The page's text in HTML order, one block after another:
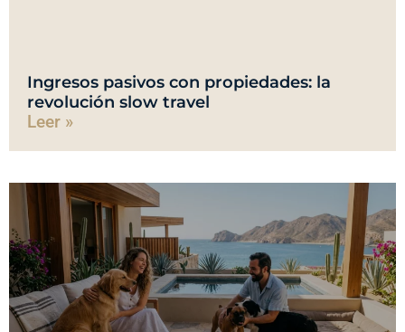
Ingresos pasivos con propiedades: la
revolución slow travel
Leer »